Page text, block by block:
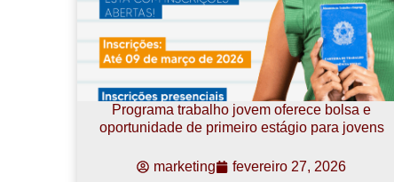
Programa trabalho jovem oferece bolsa e
oportunidade de primeiro estágio para jovens
marketing fevereiro 27, 2026